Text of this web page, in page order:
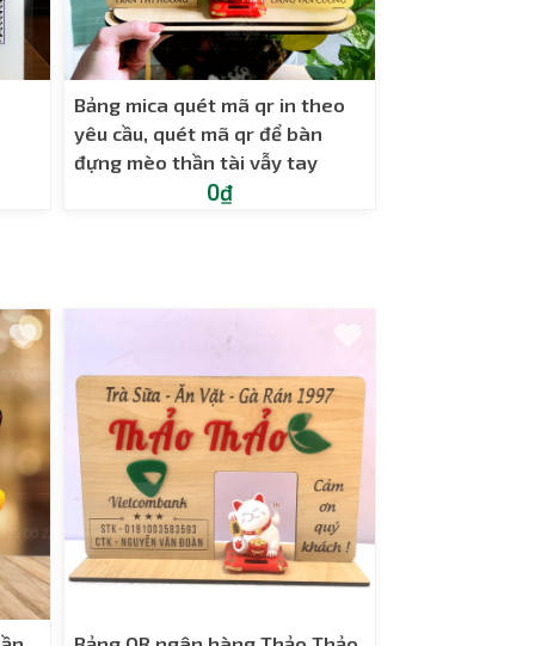
Bảng mica quét mã qr in theo
yêu cầu, quét mã qr để bàn
đựng mèo thần tài vẫy tay
0₫